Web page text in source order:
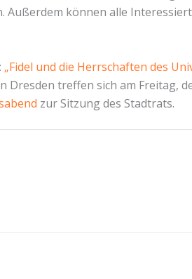
Außerdem können alle
„Fidel und die Herrschaften des
Dresden treffen sich am Freitag,
zur Sitzung des Stadtrats.